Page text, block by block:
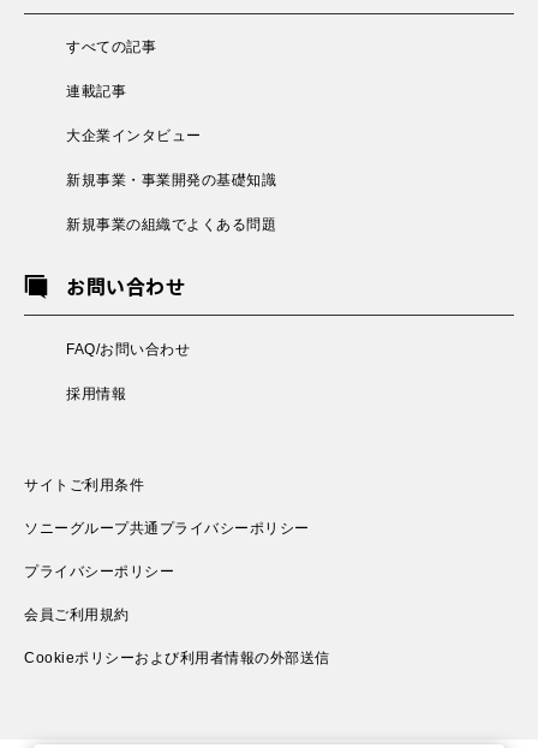
すべての記事
連載記事
大企業インタビュー
新規事業・事業開発の基礎知識
新規事業の組織でよくある問題
お問い合わせ
FAQ/お問い合わせ
採用情報
サイトご利用条件
ソニーグループ共通プライバシーポリシー
プライバシーポリシー
会員ご利用規約
Cookieポリシーおよび利用者情報の外部送信